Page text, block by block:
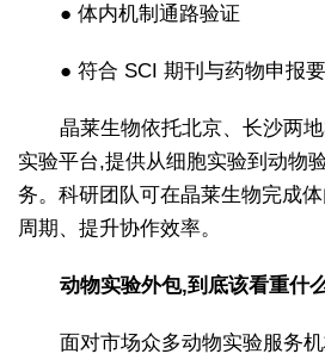
● 体内机制通路验证
● 符合 SCI 期刊与药物申报
晶莱生物依托北京、长沙两
实验平台,提供从细胞实验到动物
务。科研团队可在晶莱生物完成
周期、提升协作效率。
动物实验外包,到底该看重什
面对市场众多动物实验服务